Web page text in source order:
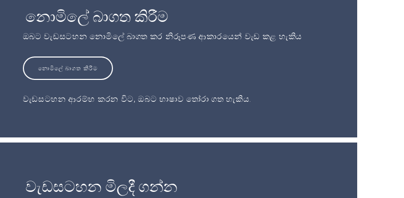
නොමිලේ බාගත කිරීම
ඔබට වැඩසටහන නොමිලේ බාගත කර නිරූපණ ආකාරයෙන් වැඩ කළ හැකිය
නොමිලේ බාගත කිරීම
වැඩසටහන ආරම්භ කරන විට, ඔබට භාෂාව තෝරා ගත හැකිය.
වැඩසටහන මිලදී ගන්න